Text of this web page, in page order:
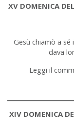
XV DOMENICA
Gesù chiamò a
dava
Leggi il
XIV DOMENICA